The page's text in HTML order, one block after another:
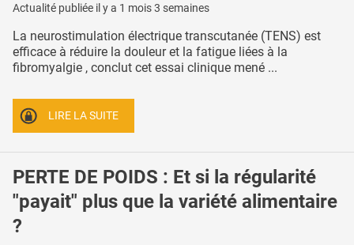
Actualité publiée il y a 1 mois 3 semaines
La neurostimulation électrique transcutanée (TENS) est
efficace à réduire la douleur et la fatigue liées à la
fibromyalgie , conclut cet essai clinique mené ...
LIRE LA SUITE
PERTE DE POIDS : Et si la régularité
"payait" plus que la variété alimentaire
?